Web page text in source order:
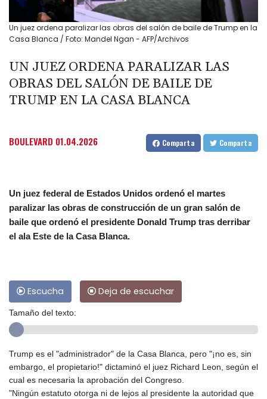
Un juez ordena paralizar las obras del salón de baile de Trump en la
Casa Blanca / Foto: Mandel Ngan - AFP/Archivos
UN JUEZ ORDENA PARALIZAR LAS
OBRAS DEL SALÓN DE BAILE DE
TRUMP EN LA CASA BLANCA
BOULEVARD 01.04.2026 Comparta Comparta
Un juez federal de Estados Unidos ordenó el martes
paralizar las obras de construcción de un gran salón de
baile que ordenó el presidente Donald Trump tras derribar
el ala Este de la Casa Blanca.
Escucha Deja de escuchar
Tamaño del texto:
Trump es el "administrador" de la Casa Blanca, pero "¡no es, sin
embargo, el propietario!" dictaminó el juez Richard Leon, según el
cual es necesaria la aprobación del Congreso.
"Ningún estatuto otorga ni de lejos al presidente la autoridad que